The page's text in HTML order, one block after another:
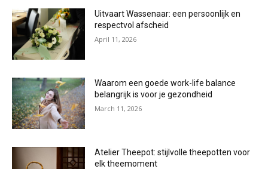
Uitvaart Wassenaar: een persoonlijk en
respectvol afscheid
April 11, 2026
Waarom een goede work-life balance
belangrijk is voor je gezondheid
March 11, 2026
Atelier Theepot: stijlvolle theepotten voor
elk theemoment